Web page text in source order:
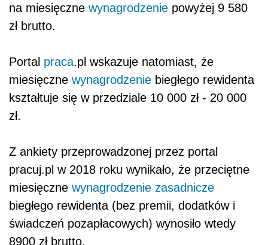
na miesięczne wynagrodzenie powyżej 9 580
zł brutto.
Portal praca.pl wskazuje natomiast, że
miesięczne wynagrodzenie biegłego rewidenta
kształtuje się w przedziale 10 000 zł - 20 000
zł.
Z ankiety przeprowadzonej przez portal
pracuj.pl w 2018 roku wynikało, że przeciętne
miesięczne wynagrodzenie zasadnicze
biegłego rewidenta (bez premii, dodatków i
świadczeń pozapłacowych) wynosiło wtedy
8900 zł brutto.